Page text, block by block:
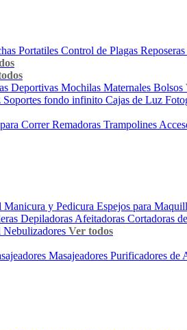
Portatiles Control de Plagas
Deportivas Mochilas Maternales Bolsos
Soportes fondo infinito Cajas de Luz
CorrerRemadoras Trampolines
Manicura y Pedicura Espejos para
Depiladoras Afeitadoras Cortadoras
Nebulizadores Ver todos
Masajeadores Purificadores de